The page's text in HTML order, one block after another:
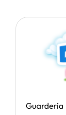
Guardería